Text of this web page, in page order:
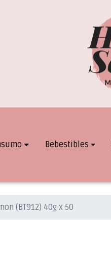
Bebestibles
(BT912) 40g x 50